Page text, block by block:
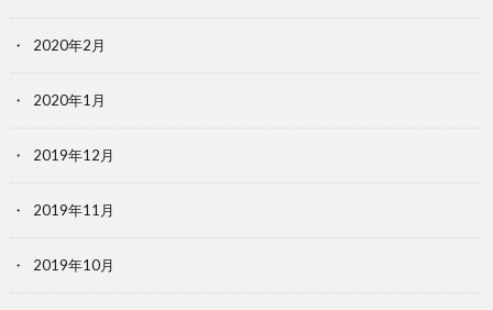
2020年2月
2020年1月
2019年12月
2019年11月
2019年10月